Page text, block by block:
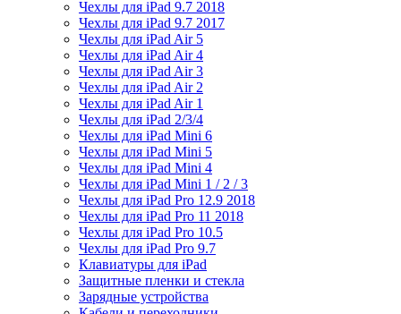
Чехлы для iPad 9.7 2018
Чехлы для iPad 9.7 2017
Чехлы для iPad Air 5
Чехлы для iPad Air 4
Чехлы для iPad Air 3
Чехлы для iPad Air 2
Чехлы для iPad Air 1
Чехлы для iPad 2/3/4
Чехлы для iPad Mini 6
Чехлы для iPad Mini 5
Чехлы для iPad Mini 4
Чехлы для iPad Mini 1 / 2 / 3
Чехлы для iPad Pro 12.9 2018
Чехлы для iPad Pro 11 2018
Чехлы для iPad Pro 10.5
Чехлы для iPad Pro 9.7
Клавиатуры для iPad
Защитные пленки и стекла
Зарядные устройства